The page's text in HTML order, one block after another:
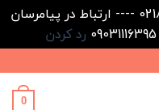
واحد ارتباط با مشتریان : 02182808933 ---- ارتباط در پیامرسان
رد کردن
0